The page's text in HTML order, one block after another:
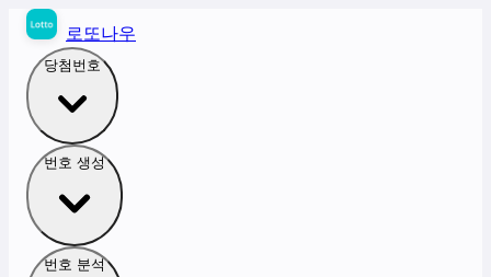
로또나우
당첨번호
번호 생성
번호 분석